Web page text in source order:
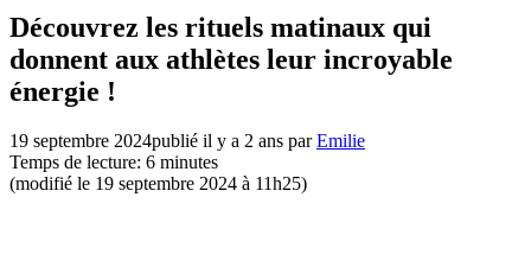
Découvrez les rituels matinaux qui
donnent aux athlètes leur incroyable
énergie !
19 septembre 2024publié il y a 2 ans parEmilie
Temps de lecture: 6 minutes
(modifié le 19 septembre 2024 à 11h25)